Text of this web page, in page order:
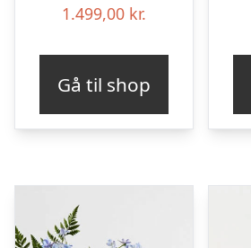
1.499,00 kr.
Gå til shop